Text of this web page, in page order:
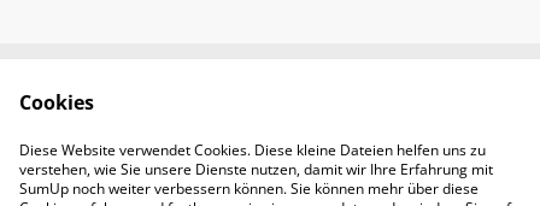
Legal Terms
Privacy Policy
Cookie Policy
Cookies
Diese Website verwendet Cookies. Diese kleine Dateien helfen uns zu
verstehen, wie Sie unsere Dienste nutzen, damit wir Ihre Erfahrung mit
SumUp noch weiter verbessern können. Sie können mehr über diese